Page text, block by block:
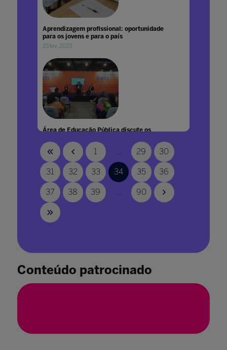
Aprendizagem profissional: oportunidade
para os jovens e para o país
23 fev. 2023
Área de Educação Pública discute os
15 mai. 2025 1 29 30
31 32 33 34 35 36
37 38 39 90
Conteúdo patrocinado